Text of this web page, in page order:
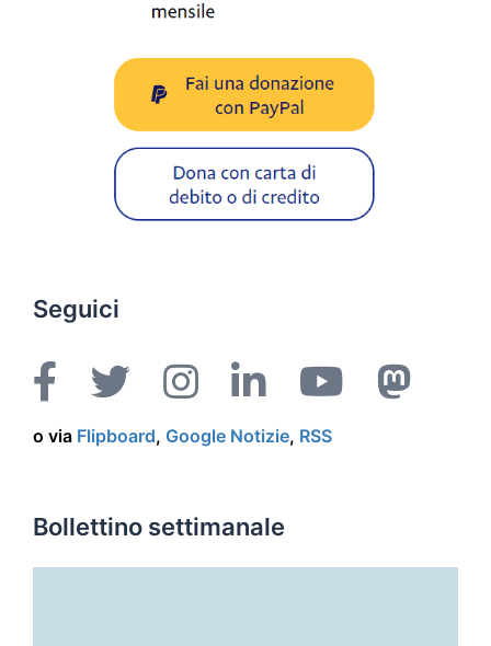
Seguici
o via Flipboard, Google Notizie, RSS
Bollettino settimanale